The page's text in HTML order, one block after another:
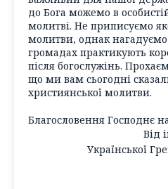
до Бога можемо в
молитві. Не приписуємо
молитви, однак
громадах практикують
після богослужінь.
що ми вам сьогодні
християнської молитви.
Благословення Господнє
Від
Української